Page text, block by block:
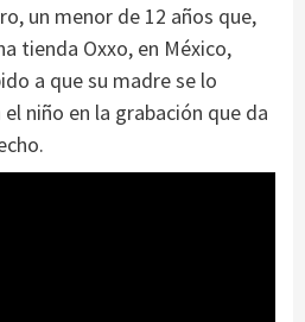
un menor de 12 años que,
tienda Oxxo, en México,
a que su madre se lo
niño en la grabación que da